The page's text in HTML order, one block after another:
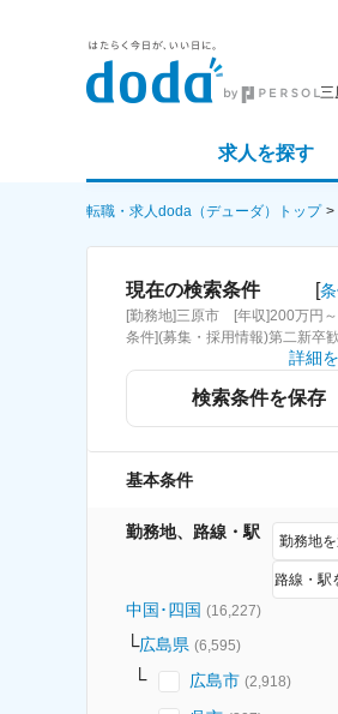
三
求人を探す
詳細条件から探す
求人特集から探す
転職・求人doda（デューダ）トップ
現在の検索条件 [
[勤務地]三原市 [年収]200万円
条件](募集・採用情報)第二新卒
詳細
検索条件を保存
基本条件
勤務地、路線・駅 勤務地
路線・駅
中国･四国 (16,227)
広島県 (6,595)
広島市 (2,918)